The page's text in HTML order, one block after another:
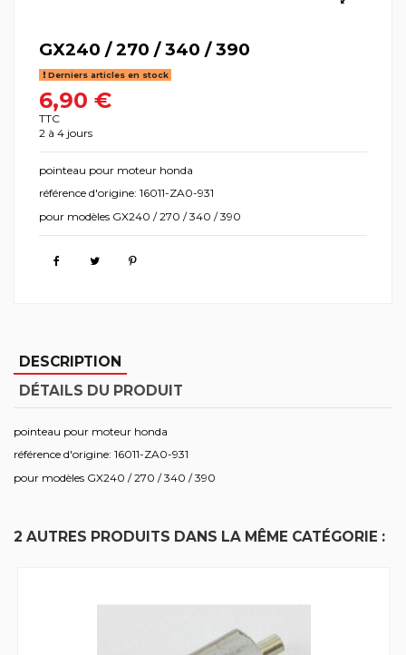
GX240 / 270 / 340 / 390
Derniers articles en stock
6,90 €
TTC
2 à 4 jours
pointeau pour moteur honda
référence d'origine: 16011-ZA0-931
pour modèles GX240 / 270 / 340 / 390
DESCRIPTION
DÉTAILS DU PRODUIT
pointeau pour moteur honda
référence d'origine: 16011-ZA0-931
pour modèles GX240 / 270 / 340 / 390
2 AUTRES PRODUITS DANS LA MÊME CATÉGORIE :